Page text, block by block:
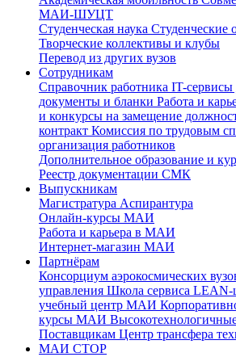
МАИ-ШУЦТ
Студенческая наука Студенческие
Творческие коллективы и клубы
Перевод из других вузов
Сотрудникам
Cправочник работника IT-сервисы
документы и бланки Работа и
и конкурсы на замещение
контракт Комиссия по трудовым
организация работников
Дополнительное образование и
Реестр документации СМК
Выпускникам
Магистратура Аспирантура
Онлайн-курсы МАИ
Работа и карьера в МАИ
Интернет-магазин МАИ
Партнёрам
Консорциум аэрокосмических
управления Школа сервиса LEAN-
учебный центр МАИ
курсы МАИ
Поставщикам Центр трансфера
МАИ СТОР